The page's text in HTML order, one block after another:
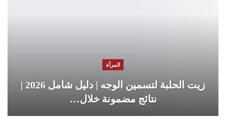
المرأة
زيت الحلبة لتسمين الوجه | دليل شامل 2026 |
نتائج مضمونة خلال…